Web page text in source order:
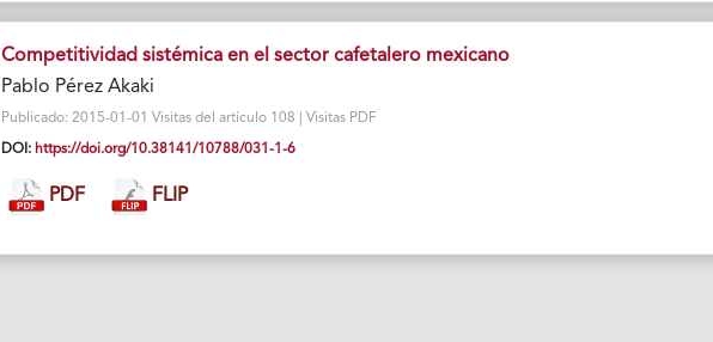
Competitividad sistémica en el sector cafetalero mexicano
Pablo Pérez Akaki
Publicado: 2015-01-01 Visitas del artículo 108 | Visitas PDF
DOI: https://doi.org/10.38141/10788/031-1-6
PDF FLIP